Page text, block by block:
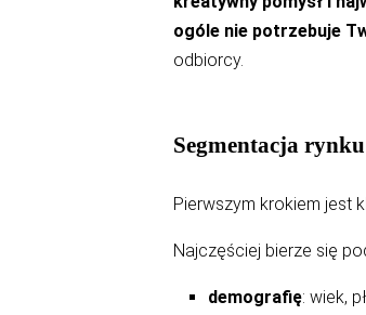
ogóle nie potrzebuje
odbiorcy.
Segmentacja rynku
Pierwszym krokiem jest
Najczęściej bierze się
demografię: wiek,